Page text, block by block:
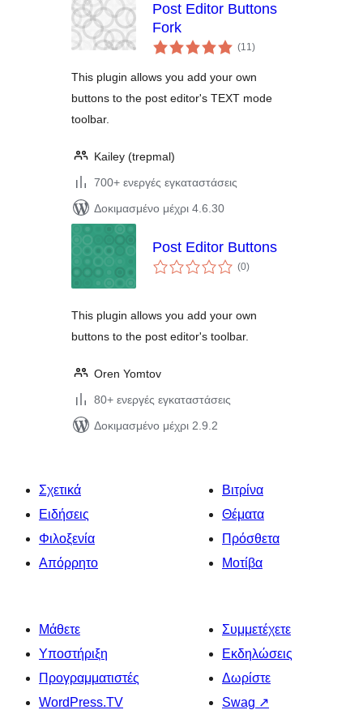
Post Editor Buttons
Fork
(11αξιολογήσεις
σύνολο
)
This plugin allows you add your own
buttons to the post editor's TEXT mode
toolbar.
Kailey (trepmal)
700+ ενεργές εγκαταστάσεις
Δοκιμασμένο μέχρι 4.6.30
Post Editor Buttons
(0αξιολογήσεις
σύνολο
)
This plugin allows you add your own
buttons to the post editor's toolbar.
Oren Yomtov
80+ ενεργές εγκαταστάσεις
Δοκιμασμένο μέχρι 2.9.2
Σχετικά
Ειδήσεις
Φιλοξενία
Απόρρητο
Βιτρίνα
Θέματα
Πρόσθετα
Μοτίβα
Μάθετε
Υποστήριξη
Προγραμματιστές
WordPress.TV
Συμμετέχετε
Εκδηλώσεις
Δωρίστε
Swag ↗